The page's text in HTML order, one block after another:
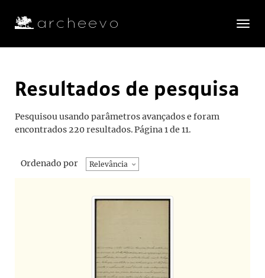
Toggle
Resultados de pesquisa
Pesquisou usando parâmetros avançados e foram
encontrados 220 resultados.Página 1 de 11.
Ordenado por Relevância